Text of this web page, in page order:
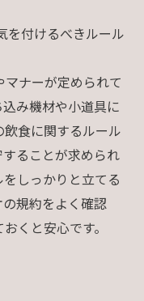
を付けるべきルール
ナーが定められて
み機材や小道具に
食に関するルール
ることが求められ
しっかりと立てる
規約をよく確認
くと安心です。